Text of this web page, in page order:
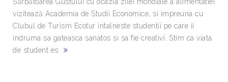
vizitează Academia de Studii Economice, si impreuna cu
Clubul de Turism Ecotur intalneste studentii pe care ii
indruma sa gateasca sanatos si sa fie creativi. Stim ca viata
de student es